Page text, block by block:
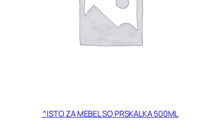
^ISTO ZA MEBEL SO PRSKALKA 500ML